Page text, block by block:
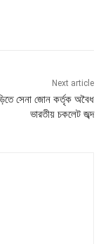
Next article
সেনা জোন কর্তৃক অবৈধ
ভারতীয় চকলেট জব্দ